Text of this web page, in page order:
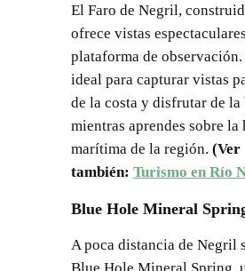
El Faro de Negril,
ofrece vistas
plataforma de
ideal para capturar vistas
de la costa y disfrutar de la
mientras aprendes sobre la
marítima de la región. (Ver
también: Turismo en Río
Blue Hole Mineral
A poca distancia de Negril